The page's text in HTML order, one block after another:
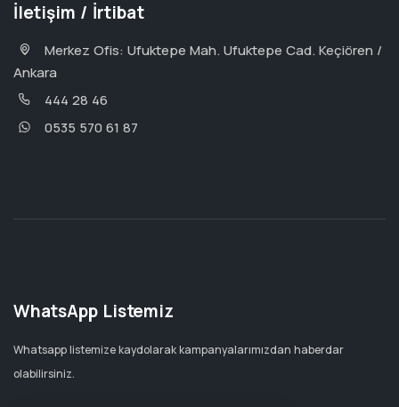
İletişim / İrtibat
Merkez Ofis: Ufuktepe Mah. Ufuktepe Cad. Keçiören /
Ankara
444 28 46
0535 570 61 87
WhatsApp Listemiz
Whatsapp listemize kaydolarak kampanyalarımızdan haberdar
olabilirsiniz.